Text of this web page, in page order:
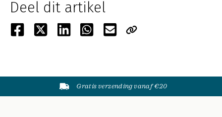
Deel dit artikel
Gratis verzending vanaf €20